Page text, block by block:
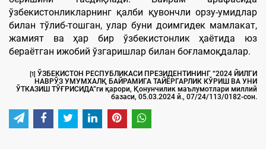
ўзбекистонликларнинг қалби қувончли орзу-умидлар
билан тўлиб-тошган, улар буни доимгидек мамлакат,
жамият ва ҳар бир ўзбекистонлик ҳаётида юз
бераётган ижобий ўзгаришлар билан боғламоқдалар.
[1] ЎЗБЕКИСТОН РЕСПУБЛИКАСИ ПРЕЗИДЕНТИНИНГ “2024 ЙИЛГИ
НАВРЎЗ УМУМХАЛҚ БАЙРАМИГА ТАЙЁРГАРЛИК КЎРИШ ВА УНИ
ЎТКАЗИШ ТЎҒРИСИДА”ги қарори, Қонунчилик маълумотлари миллий
базаси, 05.03.2024 й., 07/24/113/0182-сон.